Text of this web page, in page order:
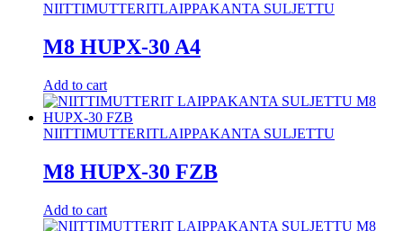
NIITTIMUTTERITLAIPPAKANTA SULJETTU
M8 HUPX-30 A4
Add to cart
NIITTIMUTTERITLAIPPAKANTA SULJETTU
M8 HUPX-30 FZB
Add to cart